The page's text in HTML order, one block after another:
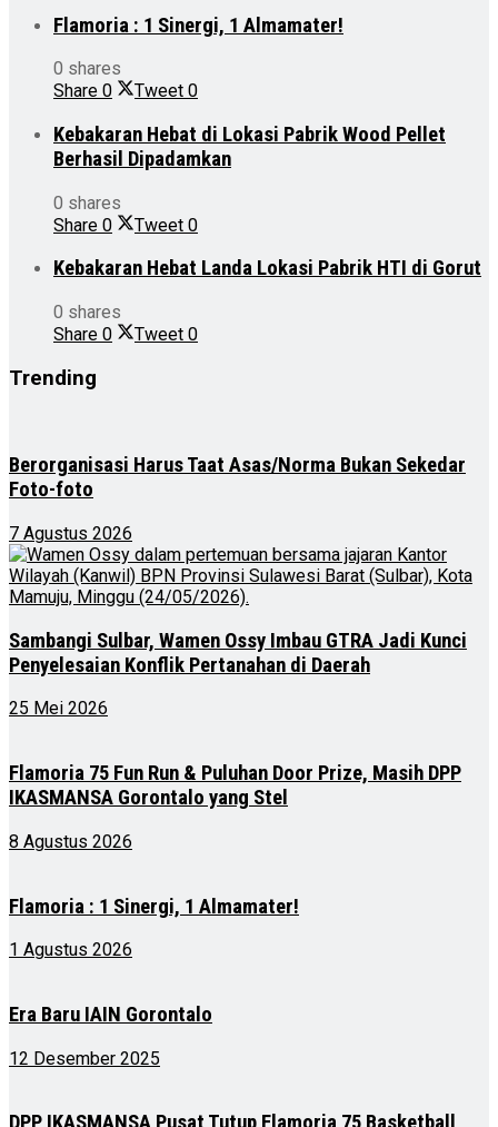
Flamoria : 1 Sinergi, 1 Almamater!
0 shares
Share 0 Tweet 0
Kebakaran Hebat di Lokasi Pabrik Wood Pellet
Berhasil Dipadamkan
0 shares
Share 0 Tweet 0
Kebakaran Hebat Landa Lokasi Pabrik HTI di Gorut
0 shares
Share 0 Tweet 0
Trending
Berorganisasi Harus Taat Asas/Norma Bukan Sekedar
Foto-foto
7 Agustus 2026
Sambangi Sulbar, Wamen Ossy Imbau GTRA Jadi Kunci
Penyelesaian Konflik Pertanahan di Daerah
25 Mei 2026
Flamoria 75 Fun Run & Puluhan Door Prize, Masih DPP
IKASMANSA Gorontalo yang Stel
8 Agustus 2026
Flamoria : 1 Sinergi, 1 Almamater!
1 Agustus 2026
Era Baru IAIN Gorontalo
12 Desember 2025